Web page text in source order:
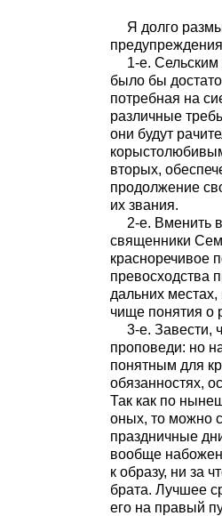
Я долго
1-е.
было бы
потребная на
различные
они будут
вторых,
продолжение
их звания.
2-е. Вменить
священники
красноречивое
превосходства
дальних
чище понятия о
3-е. Завести,
проповеди: но
понятным для
обязанностях,
Так как по
оных, то можно
праздничные
вообще
к образу, ни за
брата. Лучшее
его на правый